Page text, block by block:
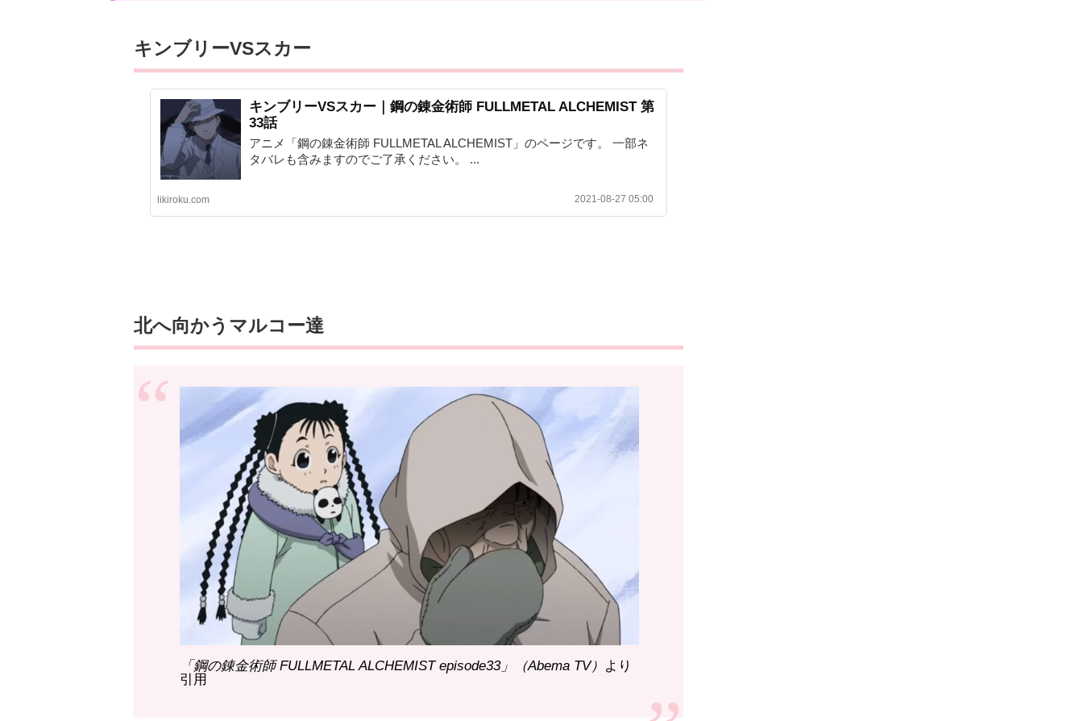
キンブリーVSスカー
キンブリーVSスカー｜鋼の錬金術師 FULLMETAL ALCHEMIST 第
33話
アニメ「鋼の錬金術師 FULLMETAL ALCHEMIST」のページです。 一部ネ
タバレも含みますのでご了承ください。 ...
likiroku.com 2021-08-27 05:00
北へ向かうマルコー達
「鋼の錬金術師 FULLMETAL ALCHEMIST episode33」（Abema TV） より
引用